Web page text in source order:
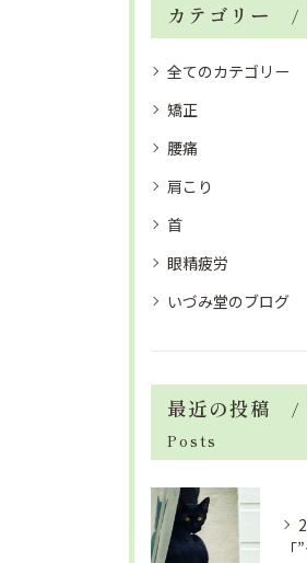
カテゴリー
全てのカテゴリー
矯正
腰痛
肩こり
首
眼精疲労
いづみ堂のブログ
最近の投稿
Posts